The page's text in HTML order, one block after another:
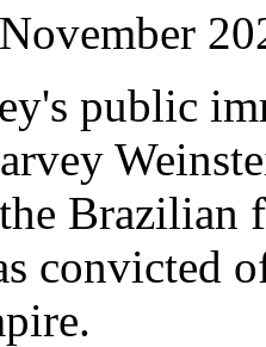
public
Brazilian
convicted